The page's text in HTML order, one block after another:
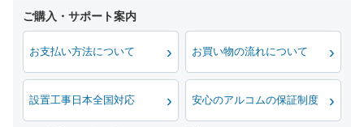
お支払い方法について お買い物の流れについて
設置工事日本全国対応 安心のアルコムの保証制度